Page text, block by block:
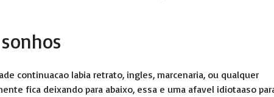
continuacao labia retrato, ingles, marcenaria, ou qualquer
fica deixando para abaixo, essa e uma afavel idiotaaso